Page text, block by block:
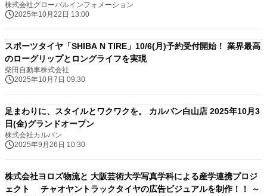
株式会社グローバルインフォメーション
2025年10月22日 13:00
スポーツタイヤ「SHIBA N TIRE」10/6(月)予約受付開始！ 業界最高
のローグリップとロングライフを実現
柴田自動車株式会社
2025年10月7日 09:30
足まわりに、スタイルとワクワクを。 カルバン白山店 2025年10月3
日(金)グランドオープン
株式会社カルバン
2025年9月26日 10:30
株式会社ヨロズ物流と 大阪芸術大学写真学科による産学連携プロジ
ェクト チャオヤントラックタイヤの広告ビジュアルを制作！！ ～